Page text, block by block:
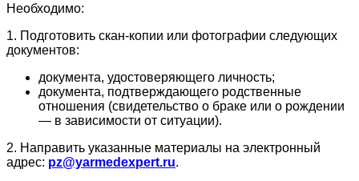
Необходимо:
1. Подготовить скан-копии или фотографии следующих
документов:
документа, удостоверяющего личность;
документа, подтверждающего родственные
отношения (свидетельство о браке или о рождении
— в зависимости от ситуации).
2. Направить указанные материалы на электронный
адрес: pz@yarmedexpert.ru.